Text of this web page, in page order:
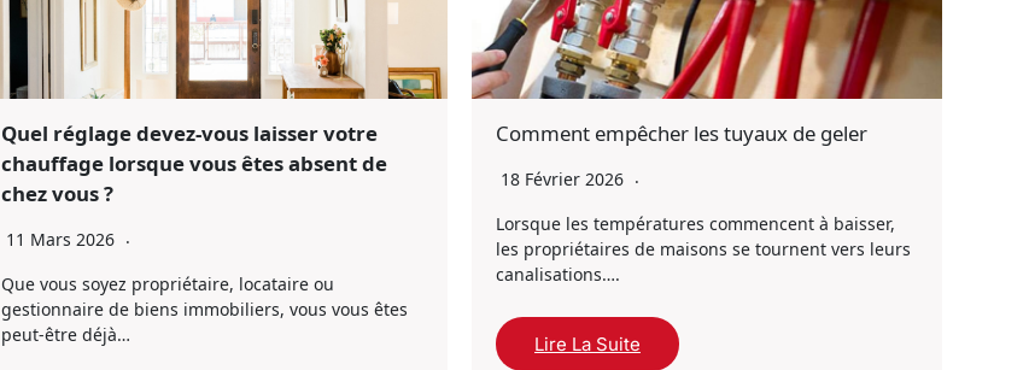
Quel réglage devez-vous laisser votre
chauffage lorsque vous êtes absent de
chez vous ?
11 Mars 2026
Que vous soyez propriétaire, locataire ou
gestionnaire de biens immobiliers, vous vous êtes
peut-être déjà…
Comment empêcher les tuyaux de geler
18 Février 2026
Lorsque les températures commencent à baisser,
les propriétaires de maisons se tournent vers leurs
canalisations….
Lire La Suite